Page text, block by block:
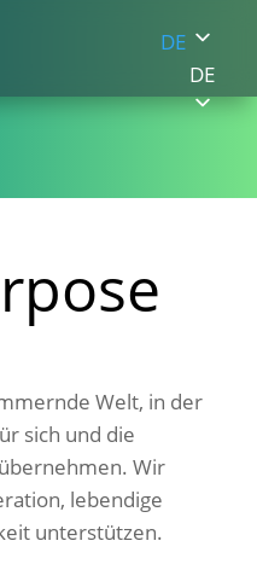
DE
DE
Welt, in der
sich und die
Wir
lebendige
unterstützen.